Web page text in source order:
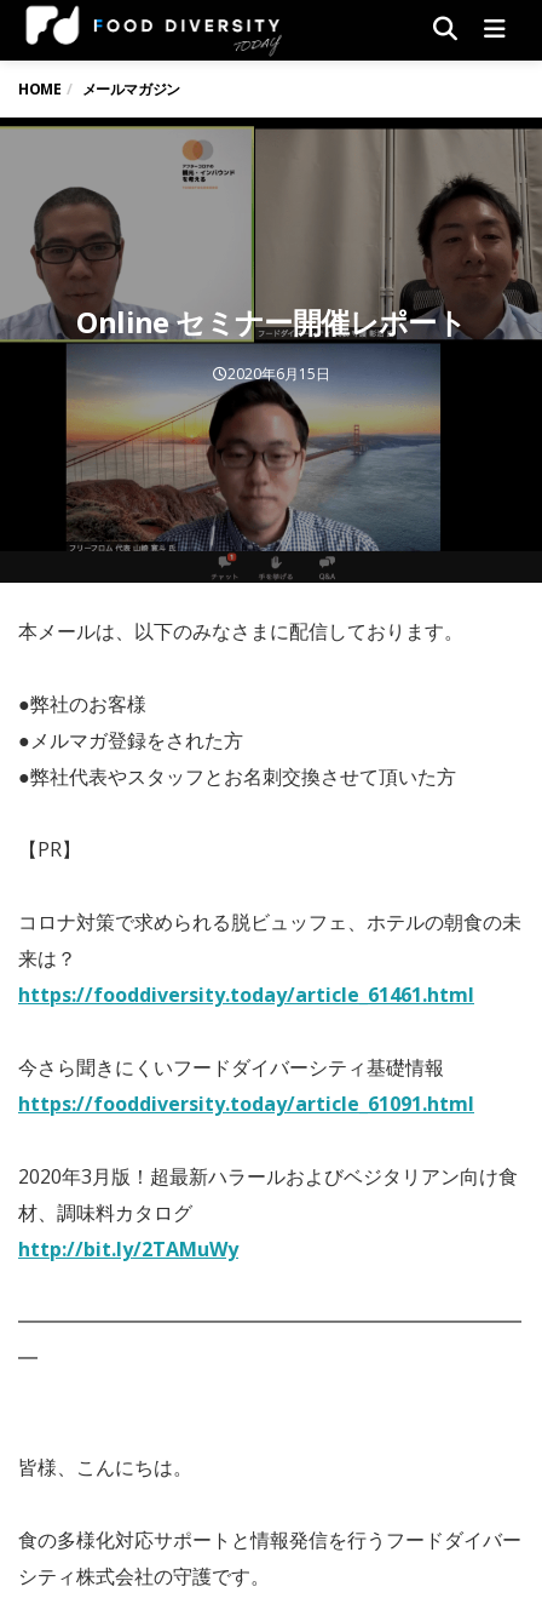
HOME メールマガジン
Online セミナー開催レポート
2020年6月15日
本メールは、以下のみなさまに配信しております。
●弊社のお客様
●メルマガ登録をされた方
●弊社代表やスタッフとお名刺交換させて頂いた方
【PR】
コロナ対策で求められる脱ビュッフェ、ホテルの朝食の未
来は？
https://fooddiversity.today/article_61461.html
今さら聞きにくいフードダイバーシティ基礎情報
https://fooddiversity.today/article_61091.html
2020年3月版！超最新ハラールおよびベジタリアン向け食
材、調味料カタログ
http://bit.ly/2TAMuWy
━━━━━━━━━━━━━━━━━━━━━━━━━━
━
皆様、こんにちは。
食の多様化対応サポートと情報発信を行うフードダイバー
シティ株式会社の守護です。